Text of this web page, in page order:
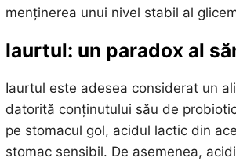
menținerea unui nivel stabil al
Iaurtul: un paradox al
Iaurtul este adesea considerat un
datorită conținutului său de
pe stomacul gol, acidul lactic din
stomac sensibil. De asemenea,